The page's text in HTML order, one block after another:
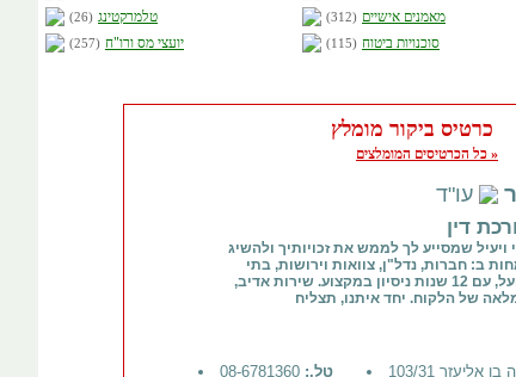
טלמרקטינג (26)
יועצי מס ורו"ח (257)
מאמנים אישיים (312)
סוכנויות ביטוח (115)
כרטיס ביקור מומלץ
כל הכרטיסים המומלצים »
עו"ד
דין
שמסייע לך לממש את זכויותיך ולהשיג
ב: חברות, נדל"ן, צוואות וירושות, בתי
משפט והוצאה לפועל, עם 12 שנות ניסיון במקצוע. שירות אדיב,
טל.: 08-6781360
אריה בן אליעזר 103/31